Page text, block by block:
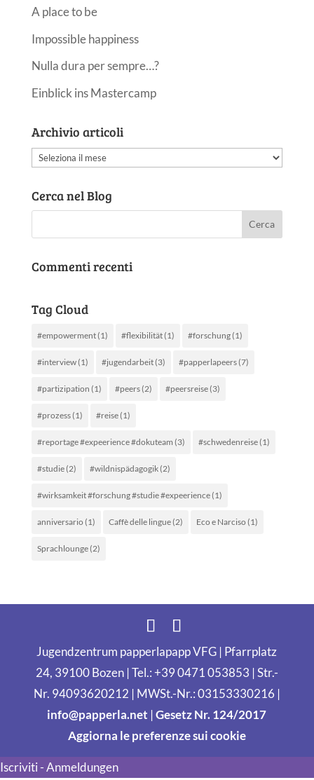
A place to be
Impossible happiness
Nulla dura per sempre…?
Einblick ins Mastercamp
Archivio articoli
Archivio
Cerca nel Blog
Commenti recenti
Tag Cloud
#empowerment(1) #flexibilität(1) #forschung(1)
#interview(1) #jugendarbeit(3) #papperlapeers(7)
#partizipation (1) #peers(2) #peersreise(3)
#prozess(1) #reise(1)
#reportage #expeerience #dokuteam (3) #schwedenreise(1)
#studie(2) #wildnispädagogik(2)
#wirksamkeit #forschung #studie #expeerience(1)
anniversario (1) Caffè delle lingue(2) Eco e Narciso (1)
Sprachlounge(2)
Jugendzentrum papperlapapp VFG | Pfarrplatz
24, 39100 Bozen | Tel.: +39 0471 053853 | Str.-
Nr. 94093620212 | MWSt.-Nr.: 03153330216 |
info@papperla.net |Gesetz Nr. 124/2017
Aggiorna le preferenze sui cookie
Iscriviti - Anmeldungen